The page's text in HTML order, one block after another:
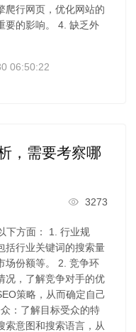
爬行网页，优化网站的
要的影响。 4. 缺乏外
06:50:22
，需要考察哪
3273
下方面： 1. 行业规
括行业关键词的搜索量
场份额等。 2. 竞争环
况，了解竞争对手的优
策略，从而确定自己
：了解目标受众的特
索意图和搜索语言，从